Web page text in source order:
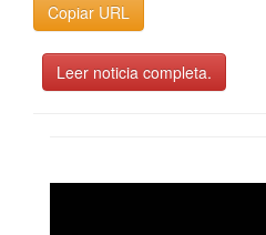
Copiar URL
Leer noticia completa.